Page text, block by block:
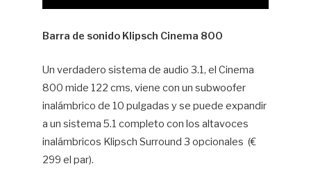
Barra de sonido Klipsch Cinema 800
Un verdadero sistema de audio 3.1, el Cinema
800 mide 122 cms, viene con un subwoofer
inalámbrico de 10 pulgadas y se puede expandir
a un sistema 5.1 completo con los altavoces
inalámbricos Klipsch Surround 3 opcionales (€
299 el par).